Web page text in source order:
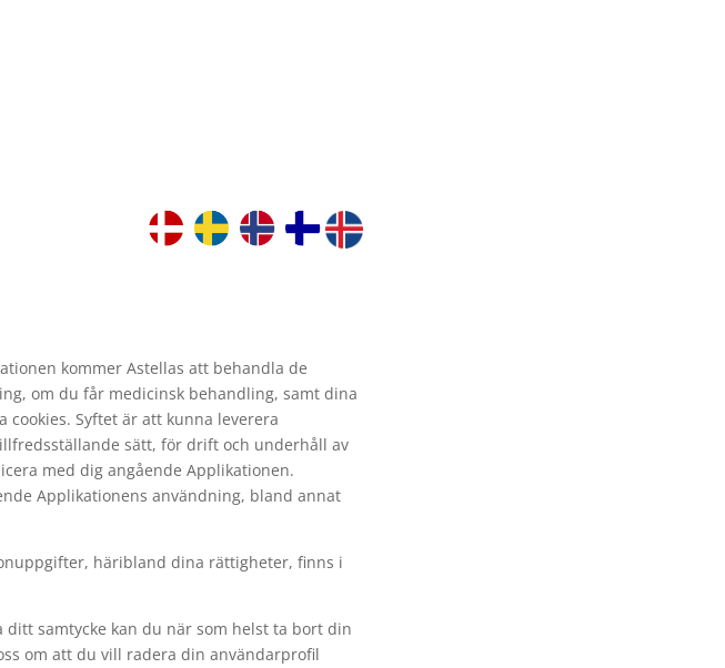
kommer Astellas att behandla de
om du får medicinsk behandling, samt dina
Syftet är att kunna leverera
sätt, för drift och underhåll av
med dig angående Applikationen.
Applikationens användning, bland annat
häribland dina rättigheter, finns i
samtycke kan du när som helst ta bort din
om att du vill radera din användarprofil